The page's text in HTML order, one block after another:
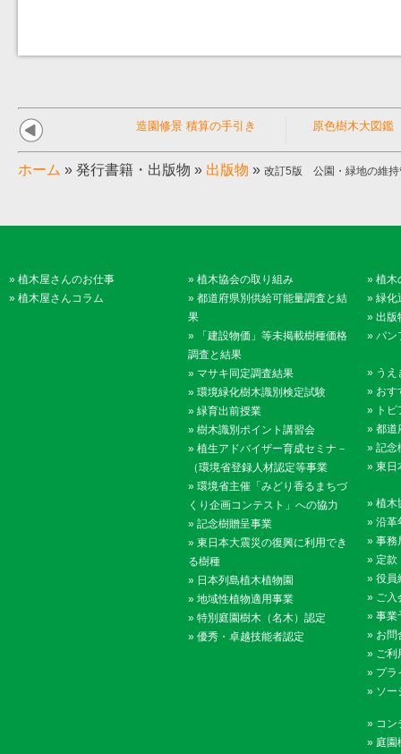
造園修景 積算の手引き 原色樹木大図鑑
ホーム » 発行書籍・出版物 » 出版物 » 改訂5版 公園・緑地の維持
» 植木屋さんのお仕事
» 植木屋さんコラム
» 植木協会の取り組み
» 都道府県別供給可能量調査と結
果
»
「建設物価」等未掲載樹種価格
調査と結果
» マサキ同定調査結果
» 環境緑化樹木識別検定試験
» 緑育出前授業
» 樹木識別ポイント講習会
» 植生アドバイザー育成セミナ－
（環境省登録人材認定等事業
» 環境省主催「みどり香るまちづ
くり企画コンテスト」への協力
» 記念樹贈呈事業
» 東日本大震災の復興に利用でき
る樹種
» 日本列島植木植物園
» 地域性植物適用事業
» 特別庭園樹木（名木）認定
» 優秀・卓越技能者認定
» 植木
» 緑化
» 出版
» パン
» うえ
» おす
» ト
» 都道
» 記念
» 東日
» 植木
» 沿革
» 事務
» 定款
» 役員
» ご入
» 事業
» お問
» ご利
» プラ
» ソー
» コン
» 庭園